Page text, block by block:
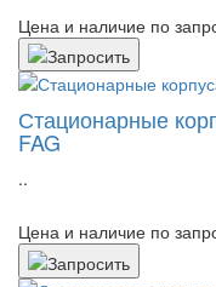
Цена и наличие по
Стационарные
FAG
..
Цена и наличие по